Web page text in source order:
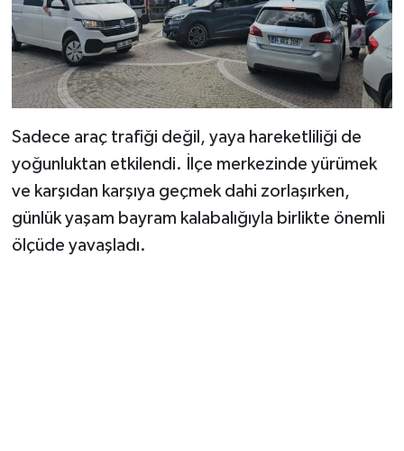
Sadece araç trafiği değil, yaya hareketliliği de
yoğunluktan etkilendi. İlçe merkezinde yürümek
ve karşıdan karşıya geçmek dahi zorlaşırken,
günlük yaşam bayram kalabalığıyla birlikte önemli
ölçüde yavaşladı.